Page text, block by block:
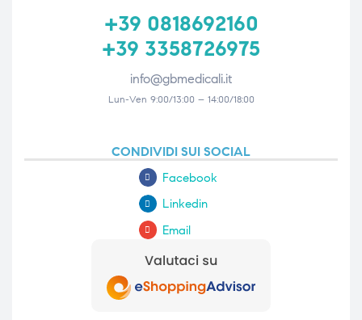
+39 0818692160
+39 3358726975
info@gbmedicali.it
Lun-Ven 9:00/13:00 – 14:00/18:00
CONDIVIDI SUI SOCIAL
Facebook
Linkedin
Email